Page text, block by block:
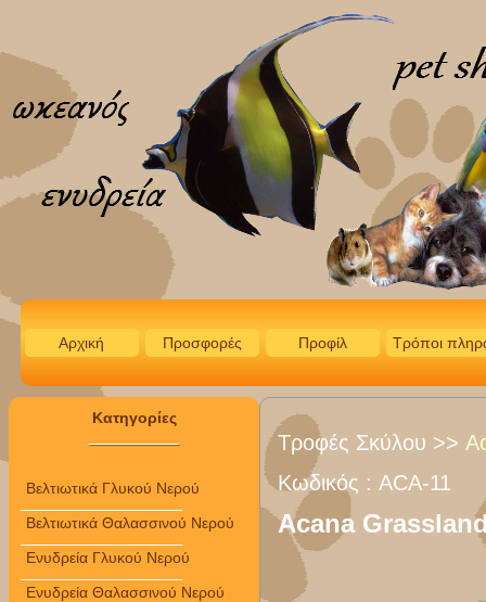
Αρχική Προσφορές Προφίλ Τρόποι
Κατηγορίες
Βελτιωτικά Γλυκού Νερού
Βελτιωτικά Θαλασσινού Νερού
Ενυδρεία Γλυκού Νερού
Ενυδρεία Θαλασσινού Νερού
Τροφές Σκύλου >>
Κωδικός : ACA-11
Acana